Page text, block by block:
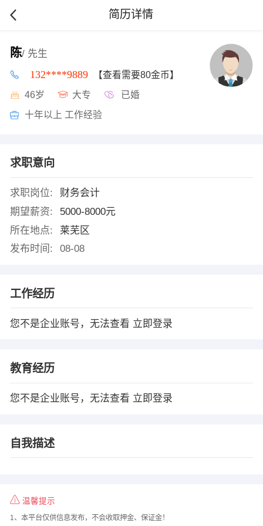
简历详情
陈/ 先生
132****9889 【查看需要80金币】
46岁 大专 已婚
十年以上 工作经验
求职意向
求职岗位:
财务会计
期望薪资:
5000-8000元
所在地点:
莱芜区
发布时间:
08-08
工作经历
您不是企业账号，无法查看 立即登录
教育经历
您不是企业账号，无法查看 立即登录
自我描述
温馨提示
1、本平台仅供信息发布，不会收取押金、保证金！